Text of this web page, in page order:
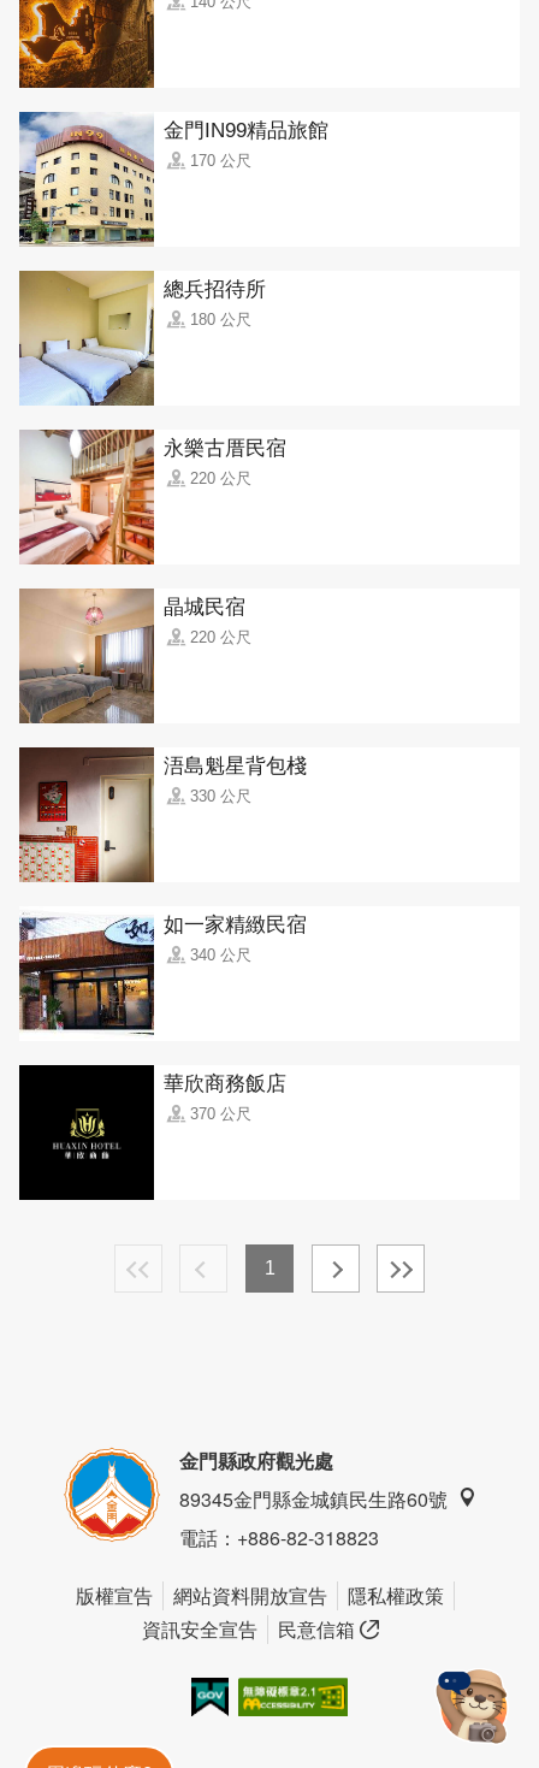
金門IN99精品旅館
170 公尺
總兵招待所
180 公尺
永樂古厝民宿
220 公尺
晶城民宿
220 公尺
浯島魁星背包棧
330 公尺
如一家精緻民宿
340 公尺
華欣商務飯店
370 公尺
1
金門縣政府觀光處
89345金門縣金城鎮民生路60號
電話：+886-82-318823
版權宣告 網站資料開放宣告
隱私權政策
資訊安全宣告
民意信箱